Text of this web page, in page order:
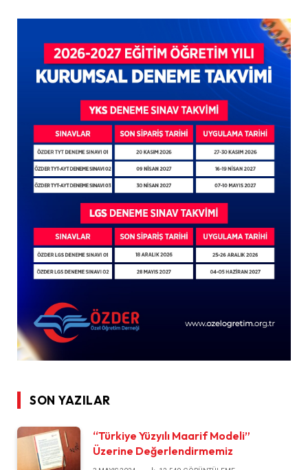
SON YAZILAR
“Türkiye Yüzyılı Maarif Modeli”
Üzerine Değerlendirmemiz